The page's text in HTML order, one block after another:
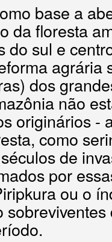
base a
da floresta
do sul e
agrária
dos
não
originários -
como
de
por
ou o